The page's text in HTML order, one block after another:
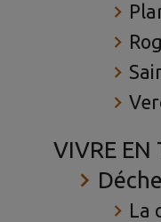
VIVRE EN
La